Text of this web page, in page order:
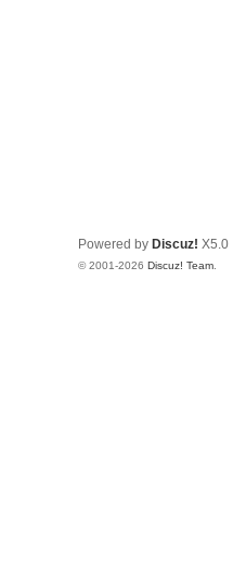
Powered by Discuz! X5.0
© 2001-2026 Discuz! Team